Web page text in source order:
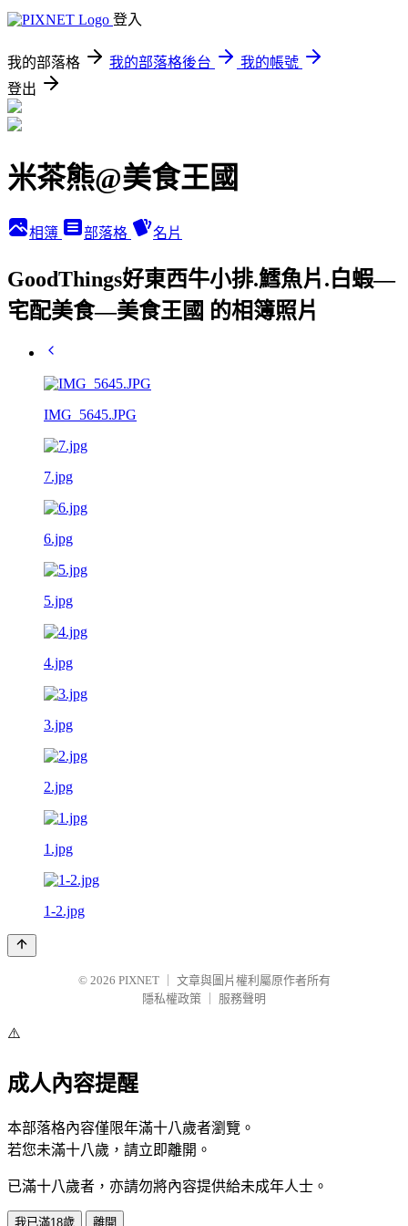
登入
我的部落格 我的部落格後台
我的帳號
登出
米茶熊@美食王國
相簿 部落格 名片
GoodThings好東西牛小排.鱈魚片.白蝦—
宅配美食—美食王國 的相簿照片
IMG_5645.JPG
7.jpg
6.jpg
5.jpg
4.jpg
3.jpg
2.jpg
1.jpg
1-2.jpg
© 2026 PIXNET
文章與圖片權利屬原作者所有
隱私權政策
服務聲明
⚠️
成人內容提醒
本部落格內容僅限年滿十八歲者瀏覽。
若您未滿十八歲，請立即離開。
已滿十八歲者，亦請勿將內容提供給未成年人士。
我已滿18歲 離開